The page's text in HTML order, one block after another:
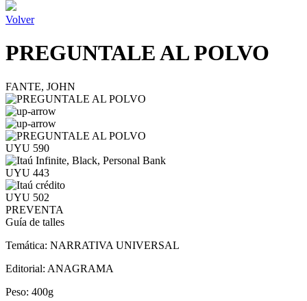
Volver
PREGUNTALE AL POLVO
FANTE, JOHN
UYU 590
UYU 443
UYU 502
PREVENTA
Guía de talles
Temática: NARRATIVA UNIVERSAL
Editorial: ANAGRAMA
Peso: 400g